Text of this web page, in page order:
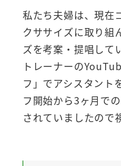
私たち夫婦は、現在
クササイズに取り組
ズを考案・提唱して
トレーナーの
フ」でアシスタント
フ開始から3ヶ月で
されていましたので